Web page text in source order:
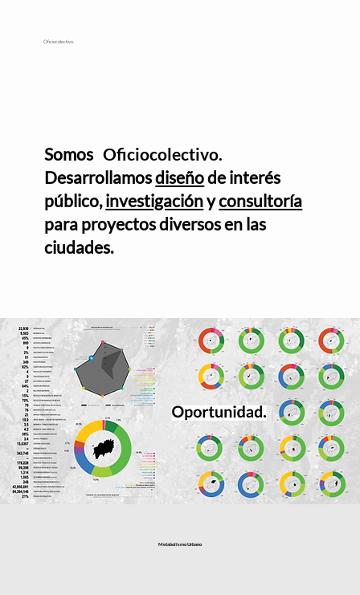
Oficiocolectivo.
SomosOficiocolectivo.
Desarrollamosdiseñode interés
público,investigaciónyconsultoría
para proyectos diversos en las
ciudades.
Metabolismo Urbano